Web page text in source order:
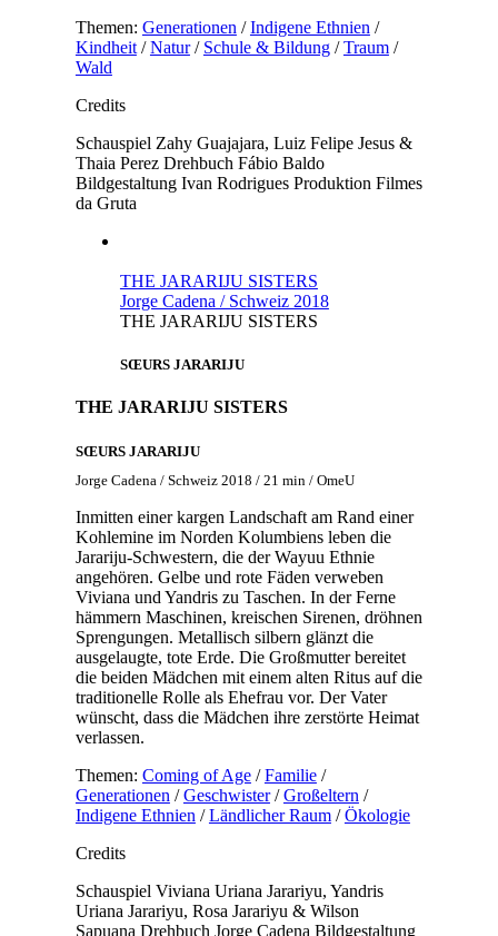
Themen: Generationen /Indigene Ethnien /
Kindheit/Natur/ Schule & Bildung/Traum/
Wald
Credits
Schauspiel Zahy Guajajara, Luiz Felipe Jesus &
Thaia Perez Drehbuch Fábio Baldo
Bildgestaltung Ivan Rodrigues Produktion Filmes
da Gruta
THE JARARIJU SISTERS
Jorge Cadena / Schweiz 2018
THE JARARIJU SISTERS
SŒURS JARARIJU
THE JARARIJU SISTERS
SŒURS JARARIJU
Jorge Cadena / Schweiz 2018 / 21 min / OmeU
Inmitten einer kargen Landschaft am Rand einer
Kohlemine im Norden Kolumbiens leben die
Jarariju-Schwestern, die der Wayuu Ethnie
angehören. Gelbe und rote Fäden verweben
Viviana und Yandris zu Taschen. In der Ferne
hämmern Maschinen, kreischen Sirenen, dröhnen
Sprengungen. Metallisch silbern glänzt die
ausgelaugte, tote Erde. Die Großmutter bereitet
die beiden Mädchen mit einem alten Ritus auf die
traditionelle Rolle als Ehefrau vor. Der Vater
wünscht, dass die Mädchen ihre zerstörte Heimat
verlassen.
Themen: Coming of Age/Familie/
Generationen /Geschwister/Großeltern /
Indigene Ethnien /Ländlicher Raum/Ökologie
Credits
Schauspiel Viviana Uriana Jarariyu, Yandris
Uriana Jarariyu, Rosa Jarariyu & Wilson
Sapuana Drehbuch Jorge Cadena Bildgestaltung